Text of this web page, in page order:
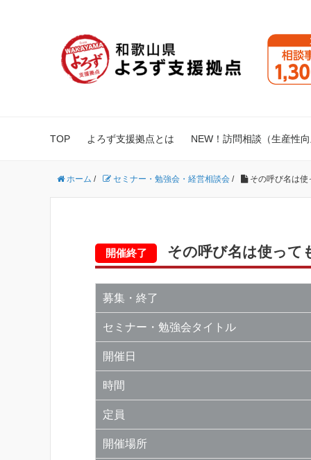
TOP よろず支援拠点とは NEW！訪問相談（生産性
ホーム / セミナー・勉強会・経営相談会 / その呼び名は
開催終了 その呼び名は使って
募集・終了
セミナー・勉強会タイトル
開催日
時間
定員
開催場所